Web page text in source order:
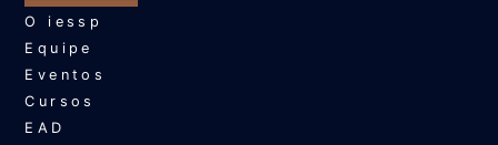
O iessp
Equipe
Eventos
Cursos
EAD